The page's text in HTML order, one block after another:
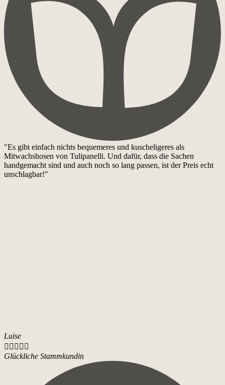
"Es gibt einfach nichts bequemeres und kuscheligeres als
Mitwachshosen von Tulipanelli. Und dafür, dass die Sachen
handgemacht sind und auch noch so lang passen, ist der Preis echt
unschlagbar!"
Luise
    
Glückliche Stammkundin